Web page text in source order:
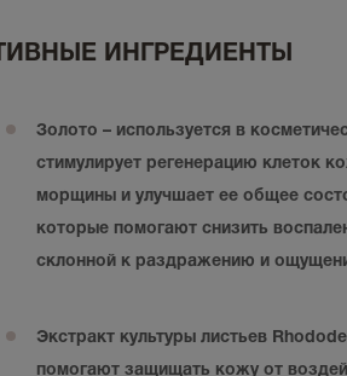
ИНГРЕДИЕНТЫ
Золото – используется в
стимулирует регенерацию клеток
морщины и улучшает ее общее
которые помогают снизить
склонной к раздражению и
Экстракт культуры листьев
помогают защищать кожу от